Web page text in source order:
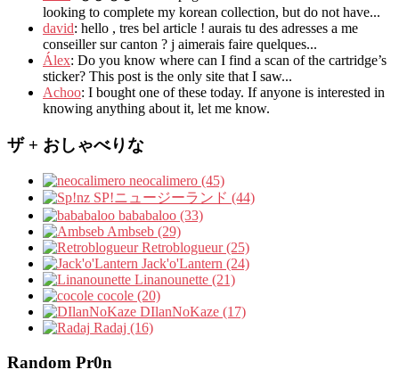
looking to complete my korean collection, but do not have...
david: hello , tres bel article ! aurais tu des adresses a me
conseiller sur canton ? j aimerais faire quelques...
Álex: Do you know where can I find a scan of the cartridge’s
sticker? This post is the only site that I saw...
Achoo: I bought one of these today. If anyone is interested in
knowing anything about it, let me know.
ザ + おしゃべりな
neocalimero (45)
SP!ニュージーランド (44)
bababaloo (33)
Ambseb (29)
Retroblogueur (25)
Jack'o'Lantern (24)
Linanounette (21)
cocole (20)
DIlanNoKaze (17)
Radaj (16)
Random Pr0n